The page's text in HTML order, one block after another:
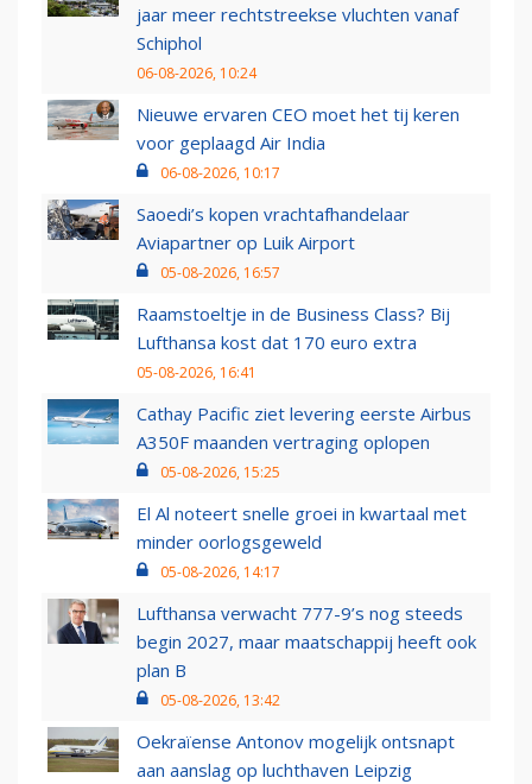
jaar meer rechtstreekse vluchten vanaf
Schiphol
06-08-2026, 10:24
Nieuwe ervaren CEO moet het tij keren
voor geplaagd Air India
06-08-2026, 10:17
Saoedi’s kopen vrachtafhandelaar
Aviapartner op Luik Airport
05-08-2026, 16:57
Raamstoeltje in de Business Class? Bij
Lufthansa kost dat 170 euro extra
05-08-2026, 16:41
Cathay Pacific ziet levering eerste Airbus
A350F maanden vertraging oplopen
05-08-2026, 15:25
El Al noteert snelle groei in kwartaal met
minder oorlogsgeweld
05-08-2026, 14:17
Lufthansa verwacht 777-9’s nog steeds
begin 2027, maar maatschappij heeft ook
plan B
05-08-2026, 13:42
Oekraïense Antonov mogelijk ontsnapt
aan aanslag op luchthaven Leipzig